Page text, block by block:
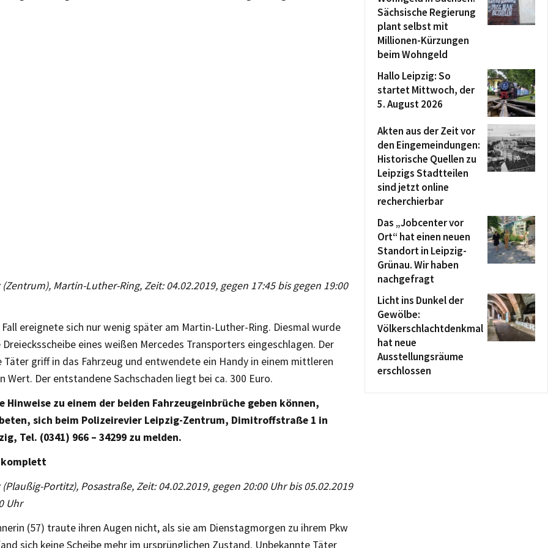
(Zentrum), Martin-Luther-Ring, Zeit: 04.02.2019, gegen 17:45 bis gegen 19:00
ereignete sich nur wenig später am Martin-Luther-Ring. Diesmal wurde
eines weißen Mercedes Transporters eingeschlagen. Der
Täter griff in das Fahrzeug und entwendete ein Handy in einem mittleren
Wert. Der entstandene Sachschaden liegt bei ca. 300 Euro.
Hinweise zu einem der beiden Fahrzeugeinbrüche geben können,
sich beim Polizeirevier Leipzig-Zentrum, Dimitroffstraße 1 in
Tel. (0341) 966 – 34299 zu melden.
komplett
Portitz), Posastraße, Zeit: 04.02.2019, gegen 20:00 Uhr bis 05.02.2019
Uhr
(57) traute ihren Augen nicht, als sie am Dienstagmorgen zu ihrem Pkw
sich keine Scheibe mehr im ursprünglichen Zustand. Unbekannte Täter
Sächsische Regierung
plant selbst mit
Millionen-Kürzungen
beim Wohngeld
Hallo Leipzig: So
startet Mittwoch, der
5. August 2026
Akten aus der Zeit vor
den Eingemeindungen:
Historische Quellen zu
Leipzigs Stadtteilen
sind jetzt online
recherchierbar
Das „Jobcenter vor
Ort“ hat einen neuen
Standort in Leipzig-
Grünau. Wir haben
nachgefragt
Licht ins Dunkel der
Gewölbe:
Völkerschlachtdenkmal
hat neue
Ausstellungsräume
erschlossen